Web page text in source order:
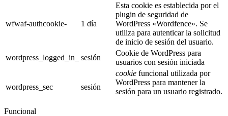
wfwaf-authcookie- 1 día
Esta cookie es establecida por el
plugin de seguridad de
WordPress «Wordfence». Se
utiliza para autenticar la solicitud
de inicio de sesión del usuario.
wordpress_logged_in_
sesión
Cookie de WordPress para
usuarios con sesión iniciada
wordpress_sec sesión
cookie funcional utilizada por
WordPress para mantener la
sesión para un usuario registrado.
Funcional